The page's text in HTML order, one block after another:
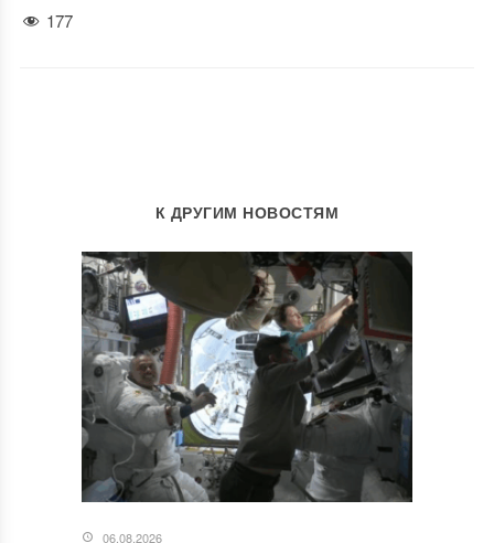
177
К ДРУГИМ НОВОСТЯМ
06.08.2026